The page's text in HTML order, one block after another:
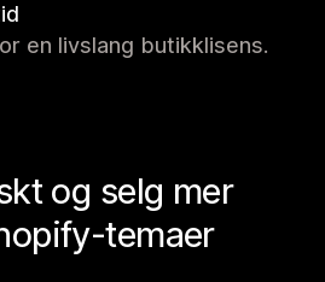
en livslang butikklisens.
og selg mer
temaer